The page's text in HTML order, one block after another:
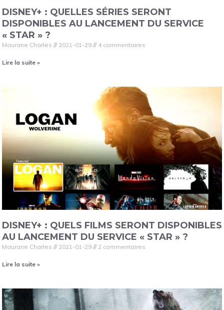
DISNEY+ : QUELLES SÉRIES SERONT
DISPONIBLES AU LANCEMENT DU SERVICE
« STAR » ?
Maurane Charles 2021-01-29 4 commentaires
Lire la suite »
DISNEY+ : QUELS FILMS SERONT DISPONIBLES
AU LANCEMENT DU SERVICE « STAR » ?
Maurane Charles 2021-01-29 2 commentaires
Lire la suite »